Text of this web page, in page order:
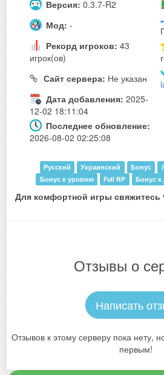
Версия: 0.3.7-R2
Мод: -
Рекорд игроков: 43
игрок(ов)
Сайт сервера: Не указан
Дата добавления: 2025-
12-02 18:11:04
Последнее обновление:
2026-08-02 02:25:08
Русский Украинский Бонус
Бонус к уровню
Full RP Бонус к
Для комфортной игры свяжитесь
Отзывы о
Написать
Отзывов к этому серверу пока нету,
первым!